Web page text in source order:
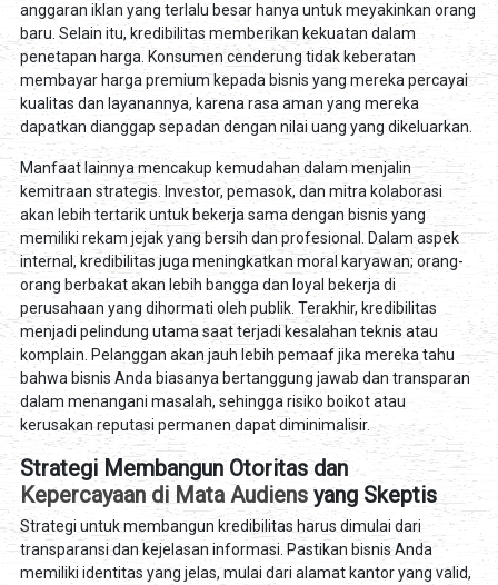
anggaran iklan yang terlalu besar hanya untuk meyakinkan orang
baru. Selain itu, kredibilitas memberikan kekuatan dalam
penetapan harga. Konsumen cenderung tidak keberatan
membayar harga premium kepada bisnis yang mereka percayai
kualitas dan layanannya, karena rasa aman yang mereka
dapatkan dianggap sepadan dengan nilai uang yang dikeluarkan.
Manfaat lainnya mencakup kemudahan dalam menjalin
kemitraan strategis. Investor, pemasok, dan mitra kolaborasi
akan lebih tertarik untuk bekerja sama dengan bisnis yang
memiliki rekam jejak yang bersih dan profesional. Dalam aspek
internal, kredibilitas juga meningkatkan moral karyawan; orang-
orang berbakat akan lebih bangga dan loyal bekerja di
perusahaan yang dihormati oleh publik. Terakhir, kredibilitas
menjadi pelindung utama saat terjadi kesalahan teknis atau
komplain. Pelanggan akan jauh lebih pemaaf jika mereka tahu
bahwa bisnis Anda biasanya bertanggung jawab dan transparan
dalam menangani masalah, sehingga risiko boikot atau
kerusakan reputasi permanen dapat diminimalisir.
Strategi Membangun Otoritas dan
Kepercayaan di Mata Audiensyang Skeptis
Strategi untuk membangun kredibilitas harus dimulai dari
transparansi dan kejelasan informasi. Pastikan bisnis Anda
memiliki identitas yang jelas, mulai dari alamat kantor yang valid,